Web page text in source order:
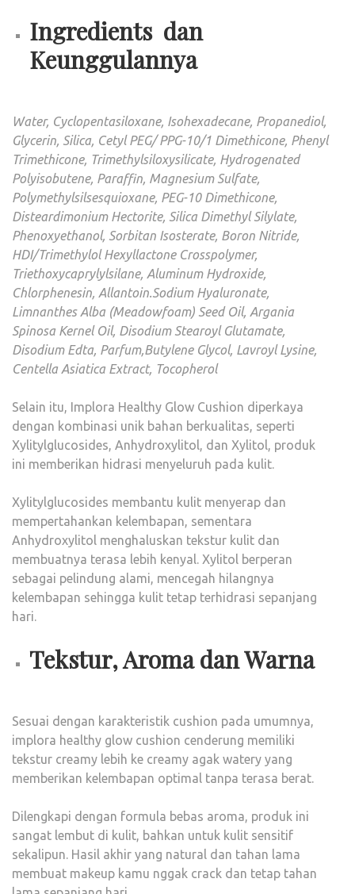
Ingredients dan
Keunggulannya
Water, Cyclopentasiloxane, Isohexadecane, Propanediol,
Glycerin, Silica, Cetyl PEG/ PPG-10/1 Dimethicone, Phenyl
Trimethicone, Trimethylsiloxysilicate, Hydrogenated
Polyisobutene, Paraffin, Magnesium Sulfate,
Polymethylsilsesquioxane, PEG-10 Dimethicone,
Disteardimonium Hectorite, Silica Dimethyl Silylate,
Phenoxyethanol, Sorbitan Isosterate, Boron Nitride,
HDI/Trimethylol Hexyllactone Crosspolymer,
Triethoxycaprylylsilane, Aluminum Hydroxide,
Chlorphenesin, Allantoin.Sodium Hyaluronate,
Limnanthes Alba (Meadowfoam) Seed Oil, Argania
Spinosa Kernel Oil, Disodium Stearoyl Glutamate,
Disodium Edta, Parfum,Butylene Glycol, Lavroyl Lysine,
Centella Asiatica Extract, Tocopherol
Selain itu, Implora Healthy Glow Cushion diperkaya
dengan kombinasi unik bahan berkualitas, seperti
Xylitylglucosides, Anhydroxylitol, dan Xylitol, produk
ini memberikan hidrasi menyeluruh pada kulit.
Xylitylglucosides membantu kulit menyerap dan
mempertahankan kelembapan, sementara
Anhydroxylitol menghaluskan tekstur kulit dan
membuatnya terasa lebih kenyal. Xylitol berperan
sebagai pelindung alami, mencegah hilangnya
kelembapan sehingga kulit tetap terhidrasi sepanjang
hari.
Tekstur, Aroma dan Warna
Sesuai dengan karakteristik cushion pada umumnya,
implora healthy glow cushion cenderung memiliki
tekstur creamy lebih ke creamy agak watery yang
memberikan kelembapan optimal tanpa terasa berat.
Dilengkapi dengan formula bebas aroma, produk ini
sangat lembut di kulit, bahkan untuk kulit sensitif
sekalipun. Hasil akhir yang natural dan tahan lama
membuat makeup kamu nggak crack dan tetap tahan